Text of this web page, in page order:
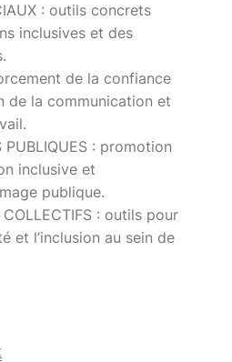
: outils concrets
inclusives et des
de la confiance
de la communication et
PUBLIQUES : promotion
inclusive et
publique.
COLLECTIFS : outils pour
et l’inclusion au sein de